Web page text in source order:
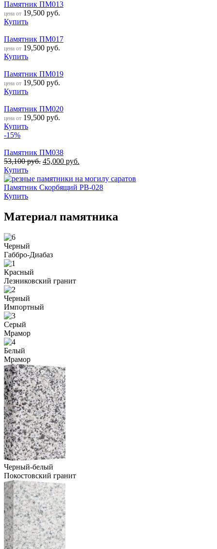
Памятник ПМ013
цена от 19,500 руб.
Купить
Памятник ПМ017
цена от 19,500 руб.
Купить
Памятник ПМ019
цена от 19,500 руб.
Купить
Памятник ПМ020
цена от 19,500 руб.
Купить
-15%
Памятник ПМ038
53,100руб. 45,000 руб.
Купить
Памятник Скорбящий РВ-028
Купить
Материал памятника
Черный
Габбро-Диабаз
Красный
Лезниковский гранит
Черный
Импортный
Серый
Мрамор
Белый
Мрамор
Черный-белый
Покостовский гранит